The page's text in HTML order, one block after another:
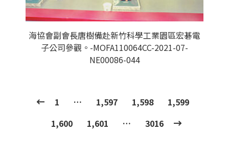
海協會副會長唐樹備赴新竹科學工業園區宏碁電
子公司參觀。-MOFA110064CC-2021-07-
NE00086-044
1 … 1,597 1,598
1,599
1,600
1,601 … 3016